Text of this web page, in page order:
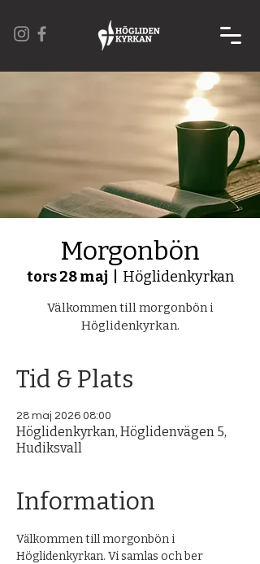
Morgonbön
tors 28 maj Höglidenkyrkan
Välkommen till morgonbön i
Höglidenkyrkan.
Tid & Plats
28 maj 2026 08:00
Höglidenkyrkan, Höglidenvägen 5,
Hudiksvall
Information
Välkommen till morgonbön i
Höglidenkyrkan. Vi samlas och ber